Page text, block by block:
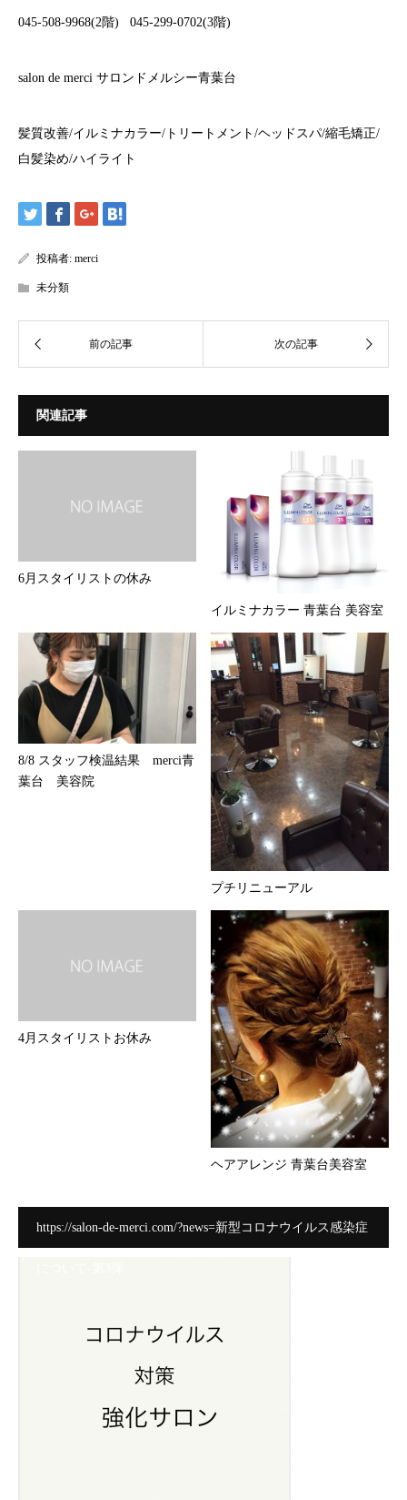
045-508-9968(2 階) 045-299-0702(3階)
salon de merci サロンドメルシー青葉台
髪質改善/イルミナカラー/ トリートメント /ヘッドスパ/縮毛矯正/
白髪染め/ハイライト
投稿者: merci
未分類
関連記事
6月スタイリストの休み
イルミナカラー 青葉台 美容室
8/8 スタッフ検温結果 merci青
葉台 美容院
プチリニューアル
4月スタイリストお休み
ヘアアレンジ 青葉台美容室
https://salon-de-merci.com/?news=新型コロナウイルス感染症